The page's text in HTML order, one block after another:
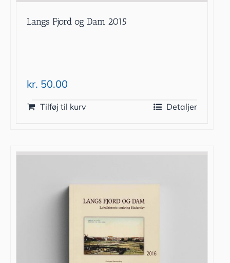
Langs Fjord og Dam 2015
kr. 50.00
Tilføj til kurv Detaljer